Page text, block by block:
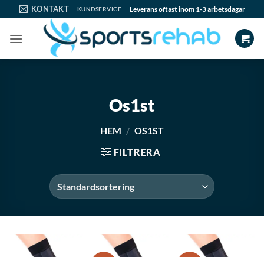
to
content
KONTAKT KUNDSERVICE Leverans oftast inom 1-3 arbetsdagar
Os1st
HEM / OS1ST
FILTRERA